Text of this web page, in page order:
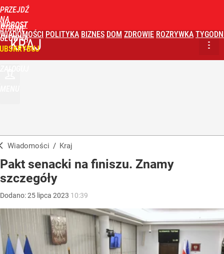
PRZEJDŹ
NA
STRONĘ
GŁÓWNĄ
WPROST
WIADOMOŚCI POLITYKA BIZNES DOM ZDROWIE ROZRYWKA
KRAJ
Wiadomości / Kraj
Pakt senacki na finiszu. Znamy
szczegóły
Dodano:25 lipca 2023 10:39